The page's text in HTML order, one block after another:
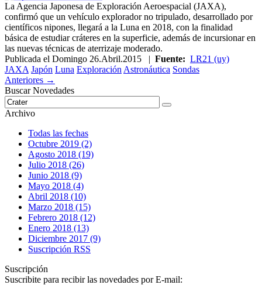
La Agencia Japonesa de Exploración Aeroespacial (JAXA),
confirmó que un vehículo explorador no tripulado, desarrollado por
científicos nipones, llegará a la Luna en 2018, con la finalidad
básica de estudiar cráteres en la superficie, además de incursionar en
las nuevas técnicas de aterrizaje moderado.
Publicada el Domingo 26.Abril.2015 | Fuente: LR21 (uy)
JAXA Japón Luna Exploración Astronáutica Sondas
Anteriores →
Buscar Novedades
Archivo
Todas las fechas
Octubre 2019 (2)
Agosto 2018 (19)
Julio 2018 (26)
Junio 2018 (9)
Mayo 2018 (4)
Abril 2018 (10)
Marzo 2018 (15)
Febrero 2018 (12)
Enero 2018 (13)
Diciembre 2017 (9)
Suscripción RSS
Suscripción
Suscribite para recibir las novedades por E-mail: